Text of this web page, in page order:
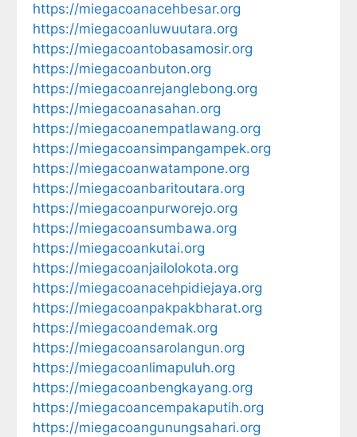
https://miegacoanacehbesar.org
https://miegacoanluwuutara.org
https://miegacoantobasamosir.org
https://miegacoanbuton.org
https://miegacoanrejanglebong.org
https://miegacoanasahan.org
https://miegacoanempatlawang.org
https://miegacoansimpangampek.org
https://miegacoanwatampone.org
https://miegacoanbaritoutara.org
https://miegacoanpurworejo.org
https://miegacoansumbawa.org
https://miegacoankutai.org
https://miegacoanjailolokota.org
https://miegacoanacehpidiejaya.org
https://miegacoanpakpakbharat.org
https://miegacoandemak.org
https://miegacoansarolangun.org
https://miegacoanlimapuluh.org
https://miegacoanbengkayang.org
https://miegacoancempakaputih.org
https://miegacoangunungsahari.org